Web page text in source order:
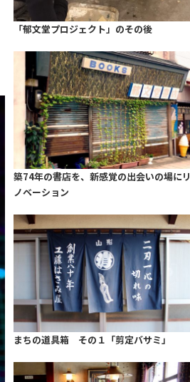
「郁文堂プロジェクト」のその後
築74年の書店を、新感覚の出会いの場にリ
ノベーション
まちの道具箱 その１「剪定バサミ」